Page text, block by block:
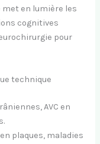
met en lumière les
cognitives
pour
technique
AVC en
plaques, maladies